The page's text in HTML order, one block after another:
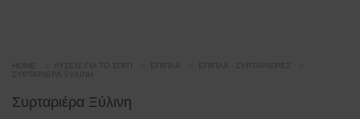
HOME ΛΎΣΕΙΣ ΓΙΑ ΤΟ ΣΠΊΤΙ ΈΠΙΠΛΑ
ΈΠΙΠΛΑ - ΣΥΡΤΑΡΙΈΡΕΣ
ΣΥΡΤΑΡΙΈΡΑ ΞΎΛΙΝΗ
Συρταριέρα Ξύλινη